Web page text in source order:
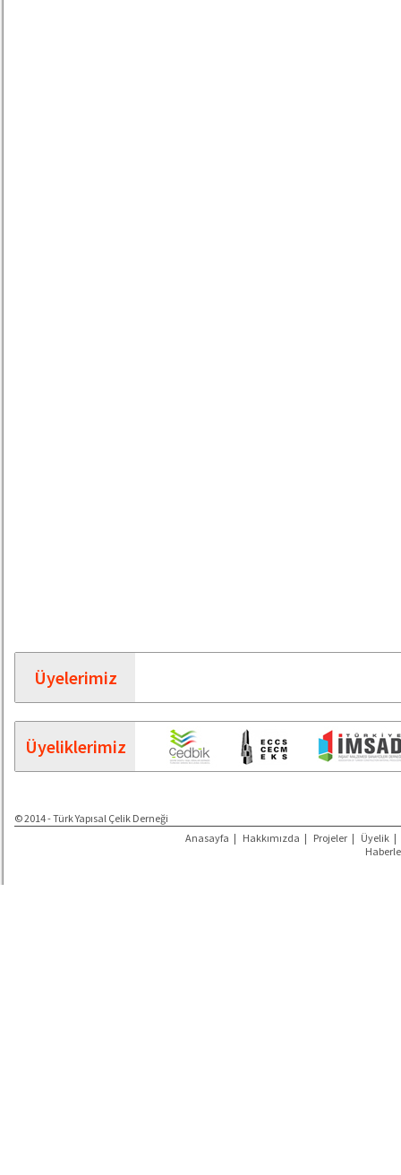
Üyelerimiz
Üyeliklerimiz
© 2014 - Türk Yapısal Çelik Derneği
Anasayfa | Hakkımızda | Projeler | Üyelik |